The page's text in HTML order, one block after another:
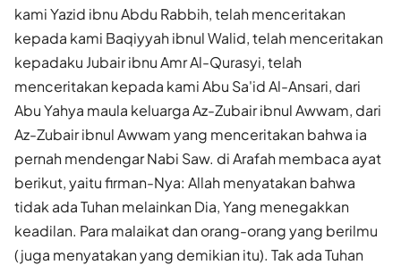
kami Yazid ibnu Abdu Rabbih, telah menceritakan
kepada kami Baqiyyah ibnul Walid, telah menceritakan
kepadaku Jubair ibnu Amr Al-Qurasyi, telah
menceritakan kepada kami Abu Sa'id Al-Ansari, dari
Abu Yahya maula keluarga Az-Zubair ibnul Awwam, dari
Az-Zubair ibnul Awwam yang menceritakan bahwa ia
pernah mendengar Nabi Saw. di Arafah membaca ayat
berikut, yaitu firman-Nya: Allah menyatakan bahwa
tidak ada Tuhan melainkan Dia, Yang menegakkan
keadilan. Para malaikat dan orang-orang yang berilmu
(juga menyatakan yang demikian itu). Tak ada Tuhan